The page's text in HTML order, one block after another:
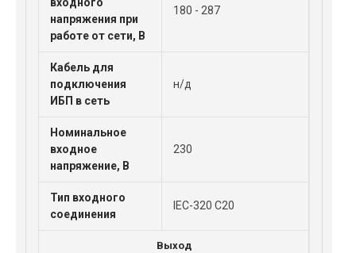
напряжения при
работе от сети, В
180 - 287
Кабель для
подключения
ИБП в сеть
н/д
Номинальное
входное
напряжение, В
230
Тип входного
соединения
IEC-320 C20
Выход